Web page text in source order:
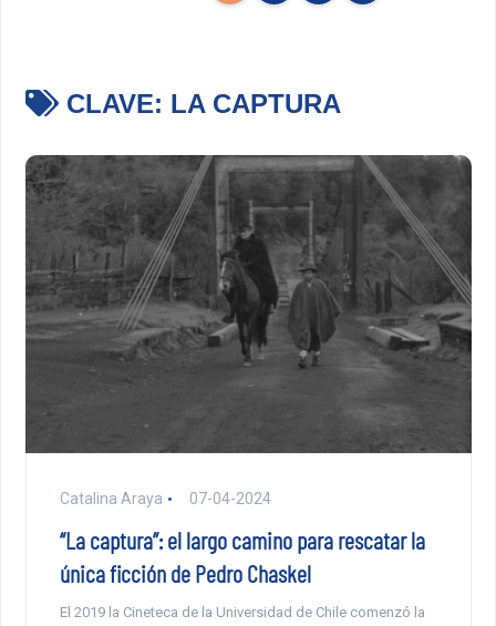
CLAVE: LA CAPTURA
Catalina Araya 07-04-2024
“La captura”: el largo camino para rescatar la
única ficción de Pedro Chaskel
El 2019 la Cineteca de la Universidad de Chile comenzó la